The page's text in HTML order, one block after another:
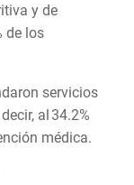
y de
de los
servicios
al 34.2%
médica.